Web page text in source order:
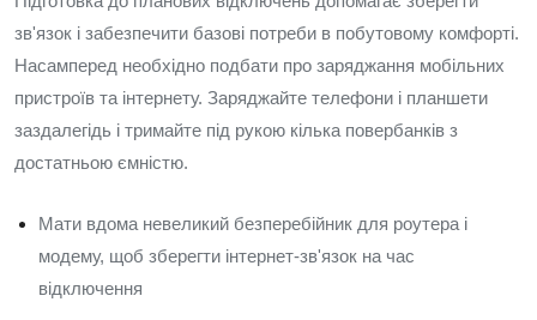
зв'язок і забезпечити базові потреби в побутовому комфорті.
Насамперед необхідно подбати про заряджання мобільних
пристроїв та інтернету. Заряджайте телефони і планшети
заздалегідь і тримайте під рукою кілька повербанків з
достатньою ємністю.
Мати вдома невеликий безперебійник для роутера і
модему, щоб зберегти інтернет-зв'язок на час
відключення